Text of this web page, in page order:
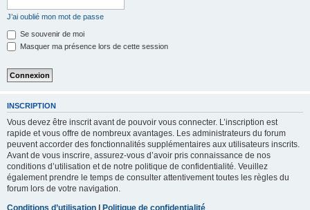
J’ai oublié mon mot de passe
Se souvenir de moi
Masquer ma présence lors de cette session
INSCRIPTION
Vous devez être inscrit avant de pouvoir vous connecter. L’inscription est
rapide et vous offre de nombreux avantages. Les administrateurs du forum
peuvent accorder des fonctionnalités supplémentaires aux utilisateurs inscrits.
Avant de vous inscrire, assurez-vous d’avoir pris connaissance de nos
conditions d’utilisation et de notre politique de confidentialité. Veuillez
également prendre le temps de consulter attentivement toutes les règles du
forum lors de votre navigation.
Conditions d’utilisation | Politique de confidentialité